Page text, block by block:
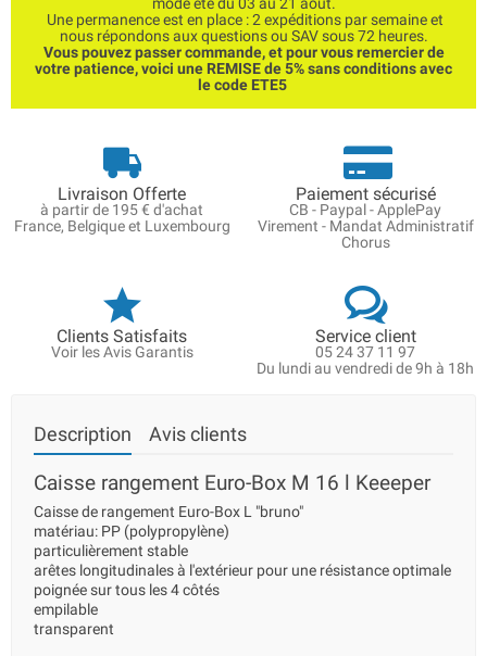
Une permanence est en place : 2 expéditions par semaine et
nous répondons aux questions ou SAV sous 72 heures.
Vous pouvez passer commande, et pour vous remercier de
votre patience, voici une REMISE de 5% sans conditions avec
le code ETE5
Livraison Offerte
à partir de 195 € d'achat
France, Belgique et Luxembourg
Paiement sécurisé
CB - Paypal - ApplePay
Virement - Mandat Administratif
Chorus
Clients Satisfaits
Voir les Avis Garantis
Service client
05 24 37 11 97
Du lundi au vendredi de 9h à 18h
Description Avis clients
Caisse rangement Euro-Box M 16 l Keeeper
Caisse de rangement Euro-Box L "bruno"
matériau: PP (polypropylène)
particulièrement stable
arêtes longitudinales à l'extérieur pour une résistance optimale
poignée sur tous les 4 côtés
empilable
transparent